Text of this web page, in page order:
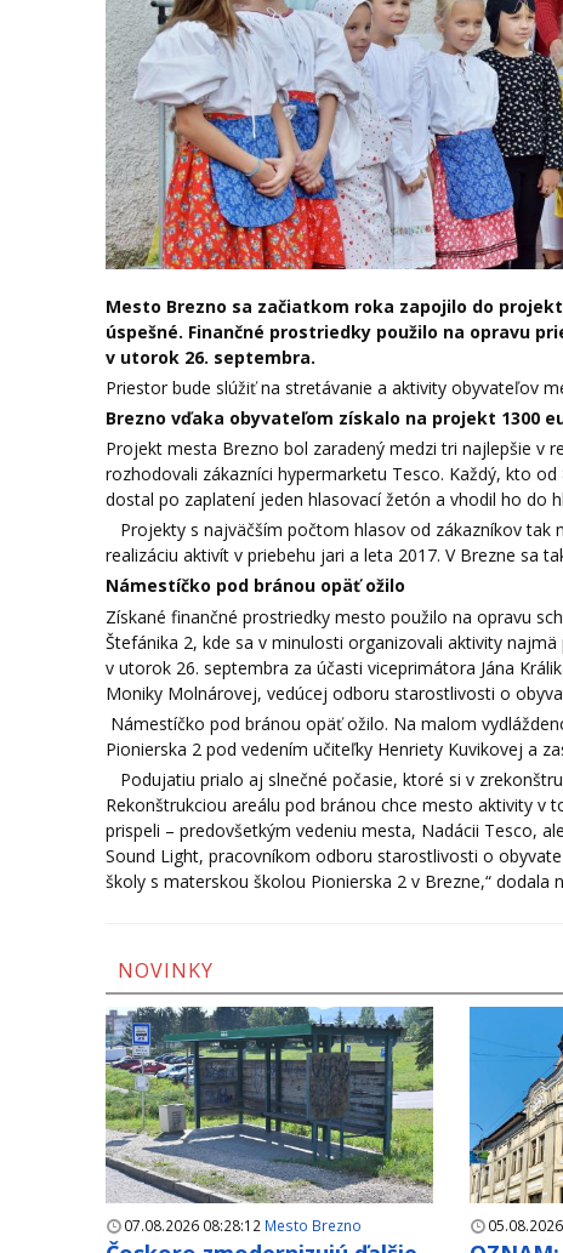
Mesto Brezno sa začiatkom roka zapojilo do
úspešné. Finančné prostriedky použilo na opravu
v utorok 26. septembra.
Priestor bude slúžiť na stretávanie a aktivity obyvateľov
Brezno vďaka obyvateľom získalo na projekt 1300
Projekt mesta Brezno bol zaradený medzi tri najlepšie
rozhodovali zákazníci hypermarketu Tesco. Každý, kto
dostal po zaplatení jeden hlasovací žetón a vhodil ho do
Projekty s najväčším počtom hlasov od zákazníkov tak
realizáciu aktivít v priebehu jari a leta 2017. V Brezne sa
Námestíčko pod bránou opäť ožilo
Získané finančné prostriedky mesto použilo na opravu
Štefánika 2, kde sa v minulosti organizovali aktivity
v utorok 26. septembra za účasti viceprimátora Jána
Moniky Molnárovej, vedúcej odboru starostlivosti o
Námestíčko pod bránou opäť ožilo. Na malom
Pionierska 2 pod vedením učiteľky Henriety Kuvikovej a
Podujatiu prialo aj slnečné počasie, ktoré si v
Rekonštrukciou areálu pod bránou chce mesto aktivity
prispeli – predovšetkým vedeniu mesta, Nadácii Tesco,
Sound Light, pracovníkom odboru starostlivosti o
školy s materskou školou Pionierska 2 v Brezne,“ dodala
NOVINKY
07.08.2026 08:28:12 Mesto Brezno